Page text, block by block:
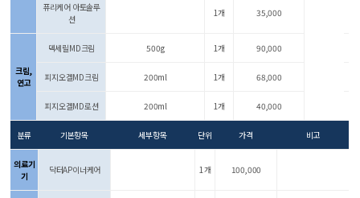
퓨리케어 아토솔루
션
1개 35,000
크림,
연고
덱세릴MD크림 500g 1개 90,000
피지오겔MD크림 200ml 1개 68,000
피지오겔MD로션 200ml 1개 40,000
분류 기본항목 세부항목 단위 가격 비고
의료기
기
닥터AP이너케어 1개 100,000